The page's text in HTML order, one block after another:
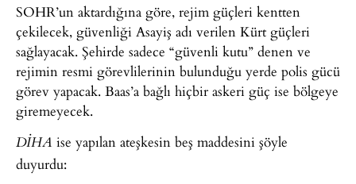
SOHR’un aktardığına göre, rejim güçleri kentten
çekilecek, güvenliği Asayiş adı verilen Kürt güçleri
sağlayacak. Şehirde sadece “güvenli kutu” denen ve
rejimin resmi görevlilerinin bulunduğu yerde polis gücü
görev yapacak. Baas’a bağlı hiçbir askeri güç ise bölgeye
giremeyecek.
DİHA ise yapılan ateşkesin beş maddesini şöyle
duyurdu: